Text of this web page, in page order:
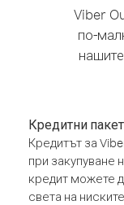
Viber
по-
Кредитни
Кредитът за
при закупуване
кредит можете
света на